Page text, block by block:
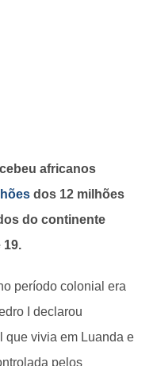
africanos
dos 12 milhões
do continente
19.
período colonial era
I declarou
que vivia em Luanda e
pelos